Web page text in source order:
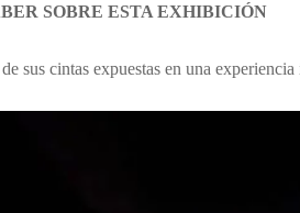
SOBRE ESTA EXHIBICIÓN
sus cintas expuestas en una